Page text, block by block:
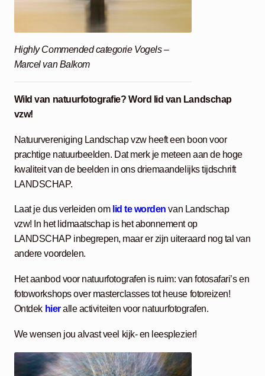
Highly Commended categorie Vogels –
Marcel van Balkom
Wild van natuurfotografie? Word lid van Landschap
vzw!
Natuurvereniging Landschap vzw heeft een boon voor
prachtige natuurbeelden. Dat merk je meteen aan de hoge
kwaliteit van de beelden in ons driemaandelijks tijdschrift
LANDSCHAP.
Laat je dus verleiden om lid te worden van Landschap
vzw! In het lidmaatschap is het abonnement op
LANDSCHAP inbegrepen, maar er zijn uiteraard nog tal van
andere voordelen.
Het aanbod voor natuurfotografen is ruim: van fotosafari’s en
fotoworkshops over masterclasses tot heuse fotoreizen!
Ontdek hieralle activiteiten voor natuurfotografen.
We wensen jou alvast veel kijk- en leesplezier!